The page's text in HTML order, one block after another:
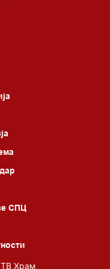
СПЦ
ТВ Храм